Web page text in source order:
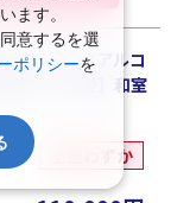
イキング（アルコ
館）【禁煙】和室
空室わずか
ます。
意するを選
ポリシーを